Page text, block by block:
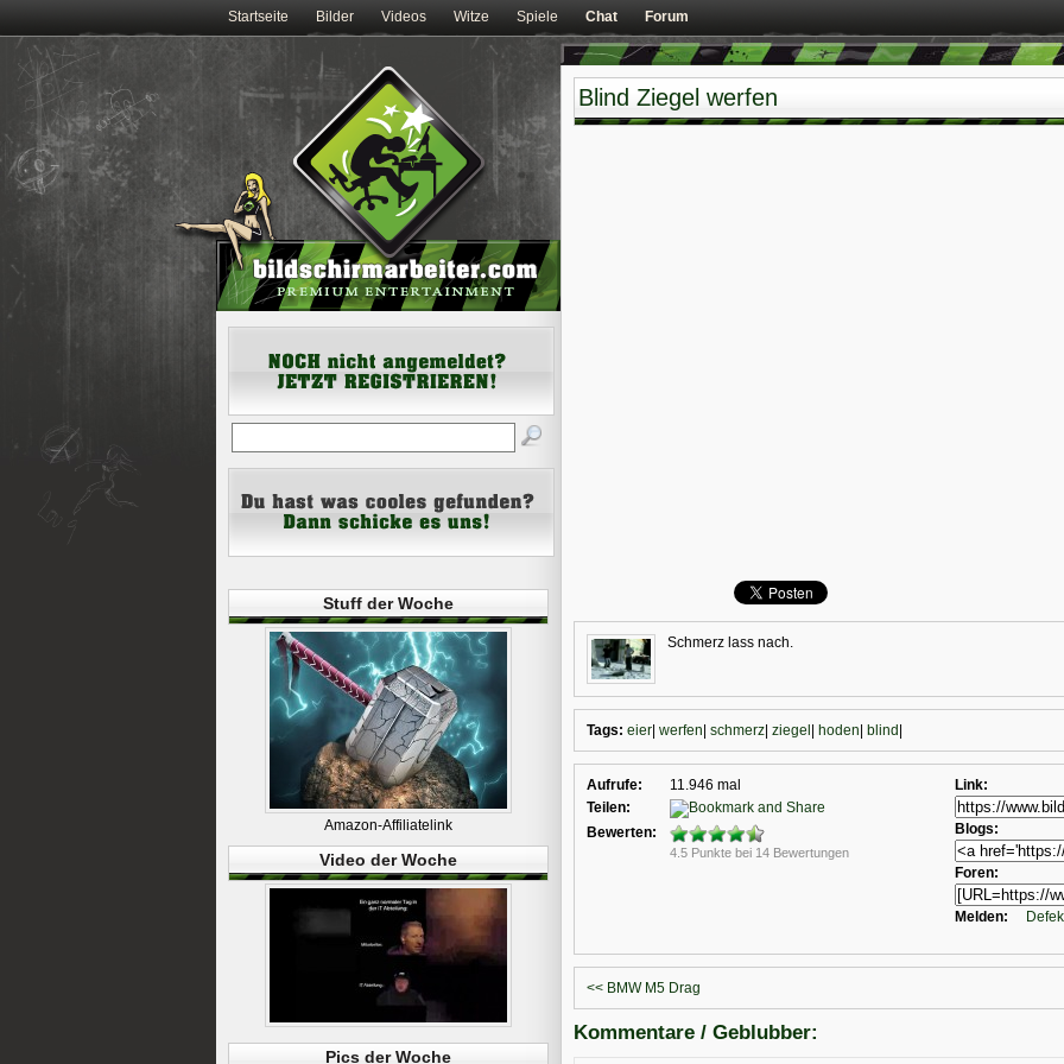
Startseite Bilder Videos Witze Spiele Chat Forum
Blind Ziegel werfen
Schmerz lass nach.
Tags: eier| werfen| schmerz| ziegel| hoden| blind|
Aufrufe:
11.946 mal
Teilen:
Bewerten:
4.5 Punkte bei 14 Bewertungen
Link:
Blogs:
Foren:
Melden:
<< BMW M5 Drag
Kommentare / Geblubber:
Stuff der Woche
Amazon-Affiliatelink
Video der Woche
Pics der Woche